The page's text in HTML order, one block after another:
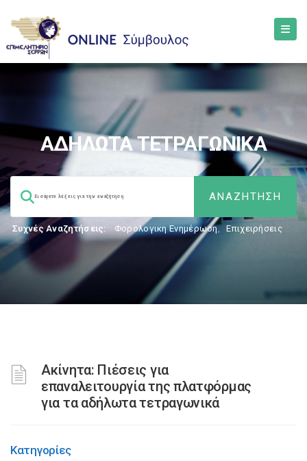
ΑΔΗΛΩΤΑ ΤΕΤΡΑΓΩΝΙΚΑ
Συχνές Αναζητήσεις: Φορολογικη Ενημέρωση, Επιχειρήσεις
Ακίνητα: Πιέσεις για
επαναλειτουργία της πλατφόρμας
για τα αδήλωτα τετραγωνικά
Κατηγορίες